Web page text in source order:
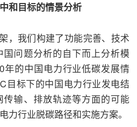
和目标的情景分析
，我们构建了功能完善、技术
问题分析的自下而上分析模
年的中国电力行业低碳发展情
标下的中国电力行业发电结
输、排放轨迹等方面的可能
力行业脱碳路径和实施方案。